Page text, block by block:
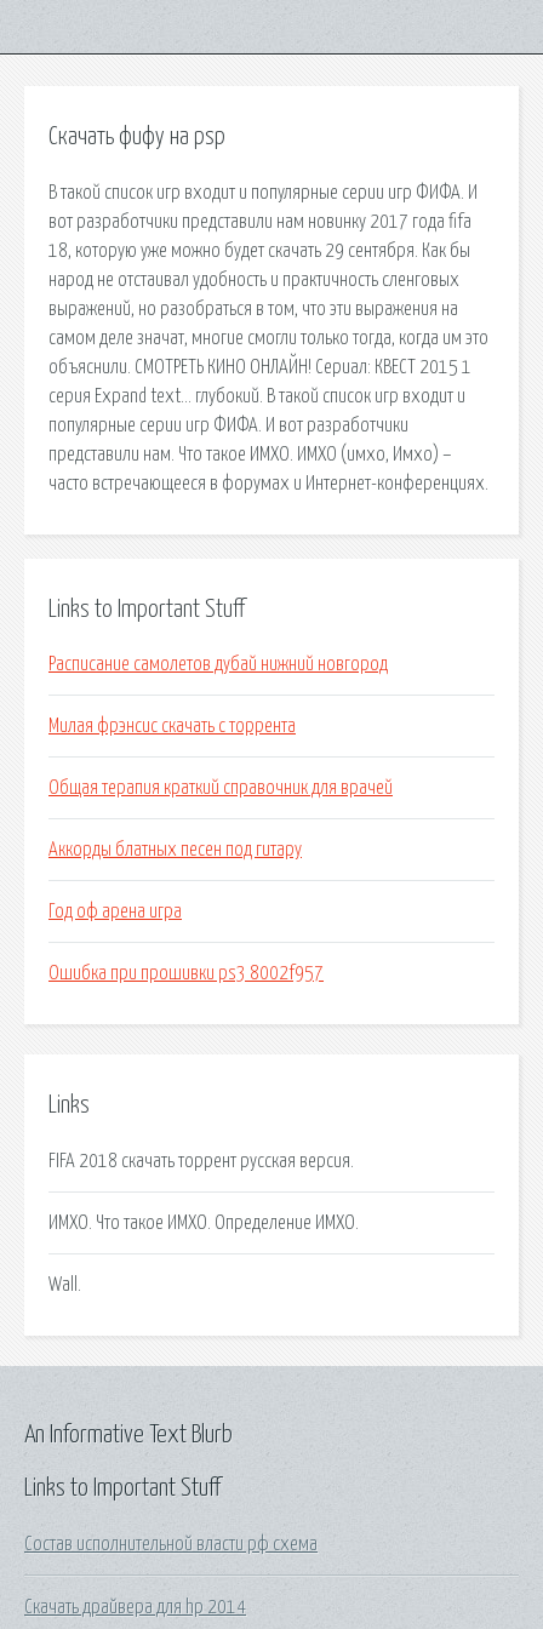
Скачать фифу на psp
В такой список игр входит и популярные серии игр ФИФА. И
вот разработчики представили нам новинку 2017 года fifa
18, которую уже можно будет скачать 29 сентября. Как бы
народ не отстаивал удобность и практичность сленговых
выражений, но разобраться в том, что эти выражения на
самом деле значат, многие смогли только тогда, когда им это
объяснили. СМОТРЕТЬ КИНО ОНЛАЙН! Сериал: КВЕСТ 2015 1
серия Expand text… глубокий. В такой список игр входит и
популярные серии игр ФИФА. И вот разработчики
представили нам. Что такое ИМХО. ИМХО (имхо, Имхо) –
часто встречающееся в форумах и Интернет-конференциях.
Links to Important Stuff
Расписание самолетов дубай нижний новгород
Милая фрэнсис скачать с торрента
Общая терапия краткий справочник для врачей
Аккорды блатных песен под гитару
Год оф арена игра
Ошибка при прошивки ps3 8002f957
Links
FIFA 2018 скачать торрент русская версия.
ИМХО. Что такое ИМХО. Определение ИМХО.
Wall.
Links to Important Stuff
Состав исполнительной власти рф схема
Скачать драйвера для hp 2014
An Informative Text Blurb